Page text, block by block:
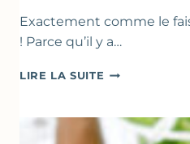
Exactement comme le
! Parce qu’il y a…
LIRE LA SUITE BEIGNETS
LA